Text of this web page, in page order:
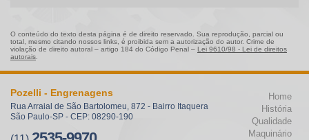
O conteúdo do texto desta página é de direito reservado. Sua reprodução, parcial ou
total, mesmo citando nossos links, é proibida sem a autorização do autor. Crime de
violação de direito autoral – artigo 184 do Código Penal – Lei 9610/98 - Lei de direitos
autorais
Pozelli - Engrenagens
Rua Arraial de São Bartolomeu, 872 - Bairro Itaquera
São Paulo-SP - CEP: 08290-190
Home
História
Qualidade
Maquinário